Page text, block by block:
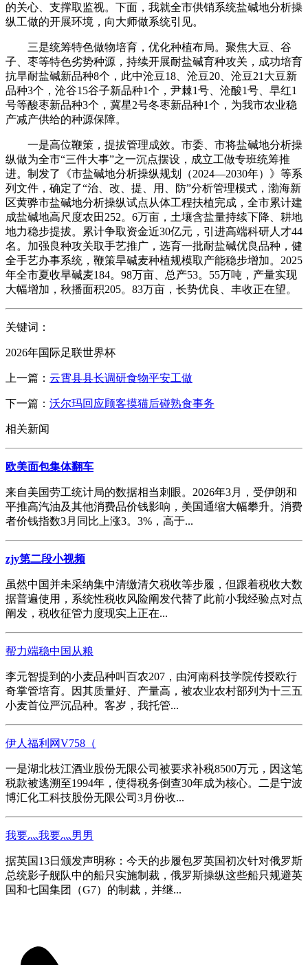
的关心、支撑取监视。下面，我就全市供销系统盐碱地分析操
纵工做的开展环境，向大师做系统引见。
三是统筹特色做物培育，优化种植布局。聚焦大豆、谷
子、枣等特色劣势种源，持续开展耐盐碱育种攻关，成功培育
抗旱耐盐碱新品种8个，此中沧豆18、沧豆20、沧豆21大豆新
品种3个，沧谷15谷子新品种1个，尹棘1号、沧酸1号、早红1
号等酸枣新品种3个，冀星2号冬枣新品种1个，为我市农业稳
产减产供给的种源保障。
一是高位鞭策，提拔管理成效。市委、市将盐碱地分析操
纵做为全市“三件大事”之一沉点摆设，成立工做专班统筹推
进。制发了《市盐碱地分析操纵规划（2024—2030年）》等系
列文件，确定了“治、改、提、用、防”分析管理模式，渤海新
区黄骅市盐碱地分析操纵试点从体工程扶植完成，全市累计建
成盐碱地高尺度农田252。6万亩，土壤含盐量持续下降、耕地
地力稳步提拔。累计争取资金近30亿元，引进高端科研人才44
名。加强良种攻关取手艺推广，选育一批耐盐碱优良品种，健
全手艺办事系统，鞭策旱碱麦种植规模取产能稳步增加。2025
年全市夏收旱碱麦184。98万亩、总产53。55万吨，产量实现
大幅增加，秋播面积205。83万亩，长势优良、丰收正在望。
关键词：
2026年国际足联世界杯
上一篇： 云霄县县长调研食物平安工做
下一篇： 沃尔玛回应顾客摸猫后碰熟食事务
相关新闻
欧美面包集体翻车
来自美国劳工统计局的数据相当刺眼。2026年3月，受伊朗和
平推高汽油及其他消费品价钱影响，美国通缩大幅攀升。消费
者价钱指数3月同比上涨3。3%，高于...
zjy第二段小视频
虽然中国并未采纳集中清缴清欠税收等步履，但跟着税收大数
据普遍使用，系统性税收风险阐发代替了此前小我经验点对点
阐发，税收征管力度现实上正在...
帮力端稳中国从粮
李元智提到的小麦品种叫百农207，由河南科技学院传授欧行
奇掌管培育。因其质量好、产量高，被农业农村部列为十三五
小麦首位严沉品种。客岁，我托管...
伊人福利网V758（
一是湖北枝江酒业股份无限公司被要求补税8500万元，因这笔
税款被逃溯至1994年，使得税务倒查30年成为核心。二是宁波
博汇化工科技股份无限公司3月份收...
我要灬我要灬男男
据英国13日颁发声明称：今天的步履包罗英国初次针对俄罗斯
总统影子舰队中的船只实施制裁，俄罗斯操纵这些船只规避英
国和七国集团（G7）的制裁，并继...